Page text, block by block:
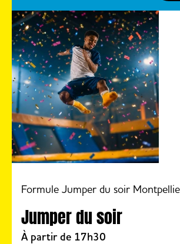
Formule Jumper du soir
Jumper du soir
À partir de 17h30